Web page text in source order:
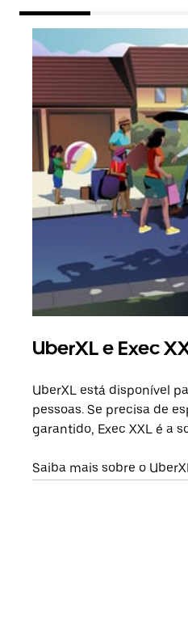
UberXL e Exec
UberXL está disponível
pessoas. Se precisa de
garantido, Exec XXL é a
Saiba mais sobre o